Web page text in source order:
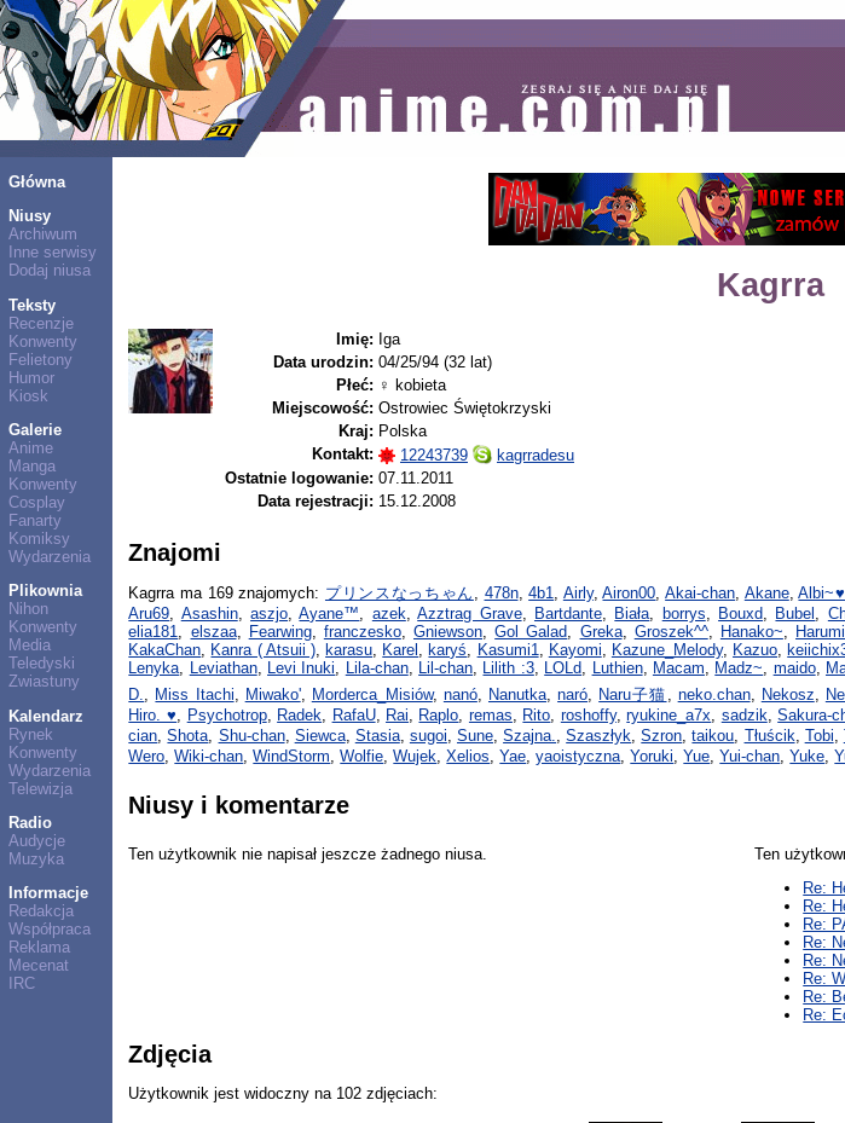
Główna
Niusy
Archiwum
Inne serwisy
Dodaj niusa
Teksty
Recenzje
Konwenty
Felietony
Humor
Kiosk
Galerie
Anime
Manga
Konwenty
Cosplay
Fanarty
Komiksy
Wydarzenia
Plikownia
Nihon
Konwenty
Media
Teledyski
Zwiastuny
Kalendarz
Rynek
Konwenty
Wydarzenia
Telewizja
Radio
Audycje
Muzyka
Informacje
Redakcja
Współpraca
Reklama
Mecenat
IRC
Kagrra
Imię: Iga
Data urodzin: 04/25/94 (32 lat)
Płeć: ♀ kobieta
Miejscowość: Ostrowiec Świętokrzyski
Kraj: Polska
Kontakt:
12243739
kagrradesu
Ostatnie logowanie: 07.11.2011
Data rejestracji: 15.12.2008
Znajomi
Kagrra ma 169 znajomych: プリンスなっちゃん , 478n,4b1, Airly,Airon00,Akai-chan, Akane,Albi~♥
Aru69, Asashin,aszjo,Ayane™, azek,Azztrag Grave, Bartdante, Biała, borrys, Bouxd, Bubel ,
elia181, elszaa, Fearwing, franczesko,Gniewson,Gol Galad, Greka, Groszek^^, Hanako~,
KakaChan, Kanra ( Atsuii ), karasu, Karel , karyś, Kasumi1, Kayomi, Kazune_Melody, Kazuo,
Lenyka, Leviathan, Levi Inuki, Lila-chan, Lil-chan, Lilith :3, LOLd, Luthien, Macam, Madz~, maido,
D., Miss Itachi, Miwako', Morderca_Misiów, nanó, Nanutka,naró, Naru子猫 , neko.chan, Nekosz,
Hiro. ♥, Psychotrop, Radek, RafaU, Rai, Raplo, remas, Rito, roshoffy,ryukine_a7x, sadzik,Sakura-
cian,Shota, Shu-chan, Siewca, Stasia, sugoi, Sune,Szajna.,Szaszłyk,Szron,taikou, Tłuścik, Tobi,
Wero,Wiki-chan,WindStorm,Wolfie,Wujek,Xelios,Yae,yaoistyczna,Yoruki,Yue,Yui-chan,Yuke,
Niusy i komentarze
Ten użytkownik nie napisał jeszcze żadnego niusa.
Ten
Re:
Re:
Re:
Re:
Re:
Re:
Re:
Re:
Zdjęcia
Użytkownik jest widoczny na 102 zdjęciach: